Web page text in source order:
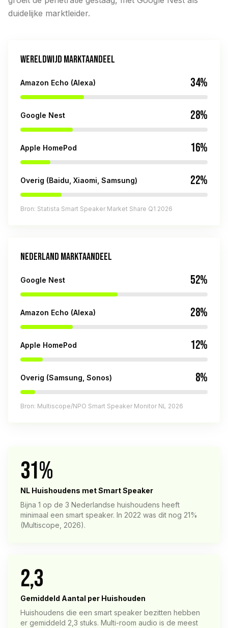
duidelijke marktleider.
WERELDWIJD MARKTAANDEEL
Amazon Echo (Alexa) 34%
Google Nest 28%
Apple HomePod 16%
Overig (Baidu, Xiaomi, Samsung) 22%
Bron: Statista Smart Speaker Market Share Q1 2026
NEDERLAND MARKTAANDEEL
Google Nest 52%
Amazon Echo (Alexa) 28%
Apple HomePod 12%
Overig (Samsung, Sonos) 8%
Bron: Multiscope/NPO Smart Speaker Monitor NL 2026
31%
NL Huishoudens met Smart Speaker
Bijna 1 op de 3 Nederlandse huishoudens heeft
minimaal een smart speaker. In 2022 was dit nog 21%
(Multiscope, 2026).
2,3
Gemiddeld Aantal per Huishouden
Huishoudens die een smart speaker bezitten hebben
er gemiddeld 2,3 stuks. Multi-room audio is de meest